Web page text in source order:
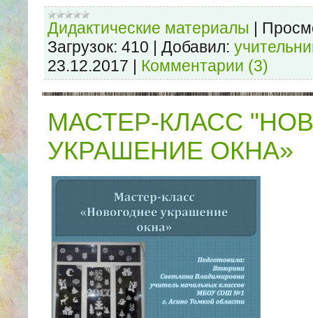
Дидактические материалы |
Загрузок: 410 | Добавил:
23.12.2017 | Комментарии (3)
МАСТЕР-КЛАСС
УКРАШЕНИЕ ОКНА»